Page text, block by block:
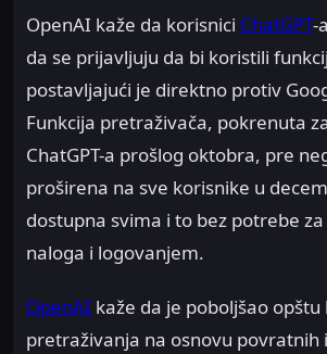
OpenAI kaže da korisnici ChatGPT-
da se prijavljuju da bi koristili
postavljajući je direktno protiv
Funkcija pretraživača, pokrenuta
ChatGPT-a prošlog oktobra, pre
proširena na sve korisnike u
dostupna svima i to bez potrebe
naloga i logovanjem.
OpenAI kaže da je poboljšao
pretraživanja na osnovu povratnih